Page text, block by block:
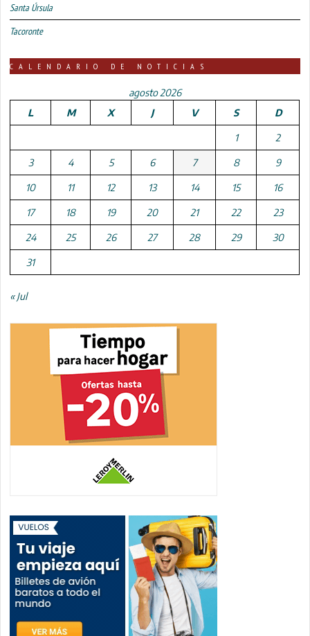
Santa Úrsula
Tacoronte
CALENDARIO DE NOTICIAS
agosto 2026
L
M X J V S D
1 2
3 4 5 6 7 8 9
10 11 12 13 14 15 16
17 18 19 20 21 22 23
24 25 26 27 28 29 30
31
« Jul